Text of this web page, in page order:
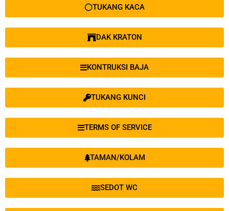
TUKANG KACA
DAK KRATON
KONTRUKSI BAJA
TUKANG KUNCI
TERMS OF SERVICE
TAMAN/KOLAM
SEDOT WC